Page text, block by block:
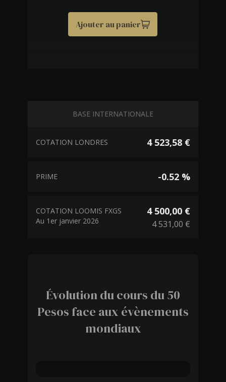
Ajouter au panier
BASE INTERNATIONALE
COTATION LONDRES 4 523,58 €
PRIME -0.52 %
COTATION LOOMIS FXGS
Au 1er janvier 2026
4 500,00 €
4 531,00 €
Évolution du cours du 50
Pesos face aux évènements
mondiaux